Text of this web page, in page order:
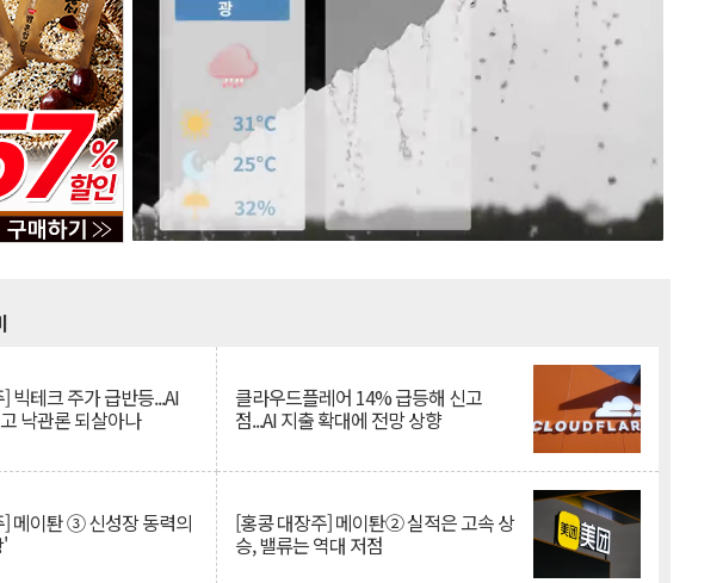
빅테크 주가 급반등...AI
낙관론 되살아나
클라우드플레어 14% 급등해 신고
점...AI 지출 확대에 전망 상향
] 메이퇀 ③ 신성장 동력의
'
[홍콩 대장주] 메이퇀② 실적은 고속 상
승, 밸류는 역대 저점